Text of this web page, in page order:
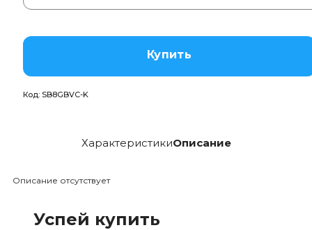
Купить
Код: SB8GBVC-K
ХарактеристикиОписание
Описание отсутствует
Успей купить